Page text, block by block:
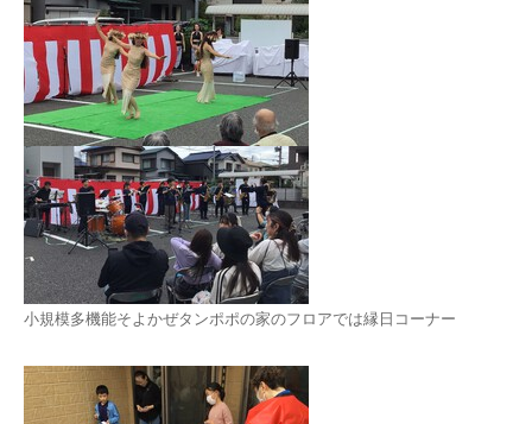
小規模多機能そよかぜタンポポの家のフロアでは縁日コーナー